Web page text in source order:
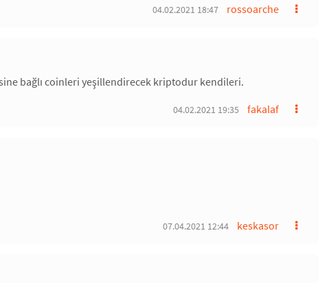
rossoarche
04.02.2021 18:47
bağlı coinleri yeşillendirecek kriptodur kendileri.
fakalaf
04.02.2021 19:35
keskasor
07.04.2021 12:44